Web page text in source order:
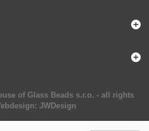
of Glass Beads s.r.o. - all rights
JWDesign